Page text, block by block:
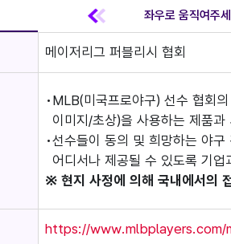
메이저리그 퍼블리시 협회
MLB(미국프로야구) 선수 협회
이미지/초상)을 사용하는 제품
선수들이 동의 및 희망하는 야
어디서나 제공될 수 있도록 기업
※ 현지 사정에 의해 국내에서의
https://www.mlbplayers.com/